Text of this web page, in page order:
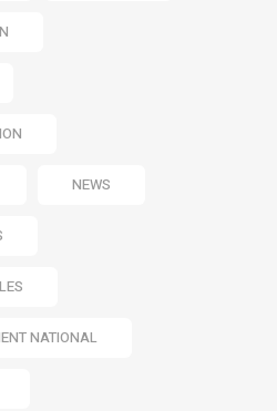
NEWS
NATIONAL